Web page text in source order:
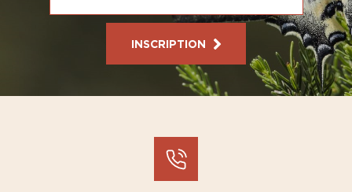
INSCRIPTION